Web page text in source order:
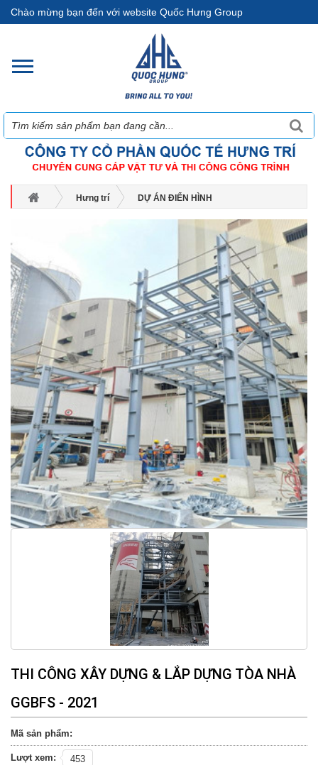
Chào mừng bạn đến với website Quốc Hưng Group
Hưng trí DỰ ÁN ĐIỂN HÌNH
XÂY DỰNG CÔNG TRÌNH CÔNG NGHIỆP, DÂN DỤNG
THI CÔNG XÂY DỰNG & LẮP DỰNG TÒA NHÀ GGBFS - 2021
THI CÔNG XÂY DỰNG & LẮP DỰNG TÒA NHÀ
GGBFS - 2021
Mã sản phẩm:
Lượt xem: 453